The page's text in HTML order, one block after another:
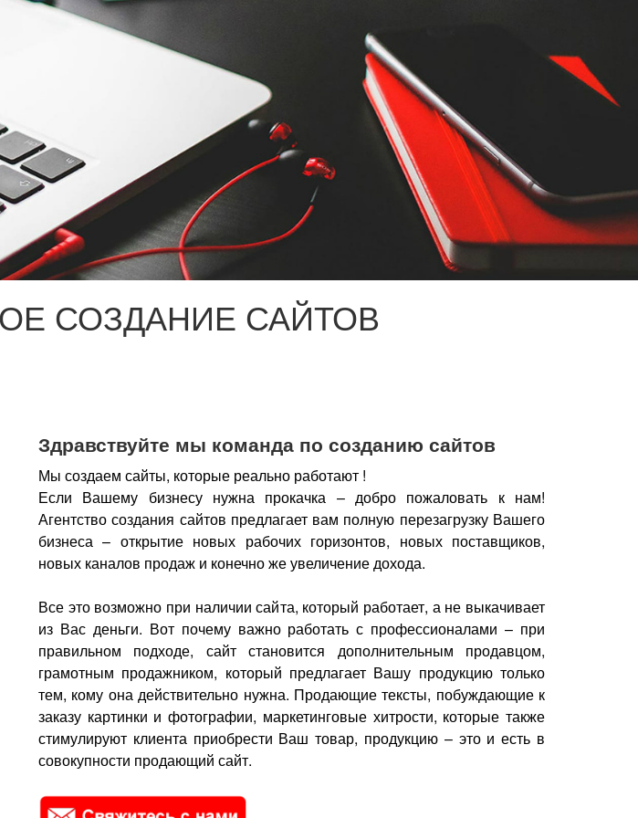
СОЗДАНИЕ САЙТОВ
Здравствуйте мы команда по созданию сайтов
Мы создаем сайты, которые реально работают !
Если Вашему бизнесу нужна прокачка – добро пожаловать к нам!
Агентство создания сайтов предлагает вам полную перезагрузку Вашего
бизнеса – открытие новых рабочих горизонтов, новых поставщиков,
новых каналов продаж и конечно же увеличение дохода.
Все это возможно при наличии сайта, который работает, а не выкачивает
из Вас деньги. Вот почему важно работать с профессионалами – при
правильном подходе, сайт становится дополнительным продавцом,
грамотным продажником, который предлагает Вашу продукцию только
тем, кому она действительно нужна. Продающие тексты, побуждающие к
заказу картинки и фотографии, маркетинговые хитрости, которые также
стимулируют клиента приобрести Ваш товар, продукцию – это и есть в
совокупности продающий сайт.